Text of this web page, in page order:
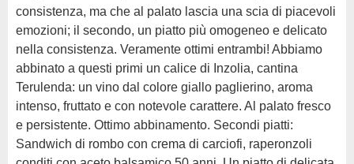
consistenza, ma che al palato lascia una scia di piacevoli
emozioni; il secondo, un piatto più omogeneo e delicato
nella consistenza. Veramente ottimi entrambi! Abbiamo
abbinato a questi primi un calice di Inzolia, cantina
Terulenda: un vino dal colore giallo paglierino, aroma
intenso, fruttato e con notevole carattere. Al palato fresco
e persistente. Ottimo abbinamento. Secondi piatti:
Sandwich di rombo con crema di carciofi, raperonzoli